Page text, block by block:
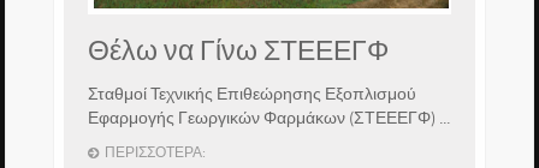
Θέλω να Γίνω ΣΤΕΕΕΓΦ
Σταθμοί Τεχνικής Επιθεώρησης Εξοπλισμού
Εφαρμογής Γεωργικών Φαρμάκων (ΣΤΕΕΕΓΦ) ...
ΠΕΡΙΣΣΌΤΕΡΑ: